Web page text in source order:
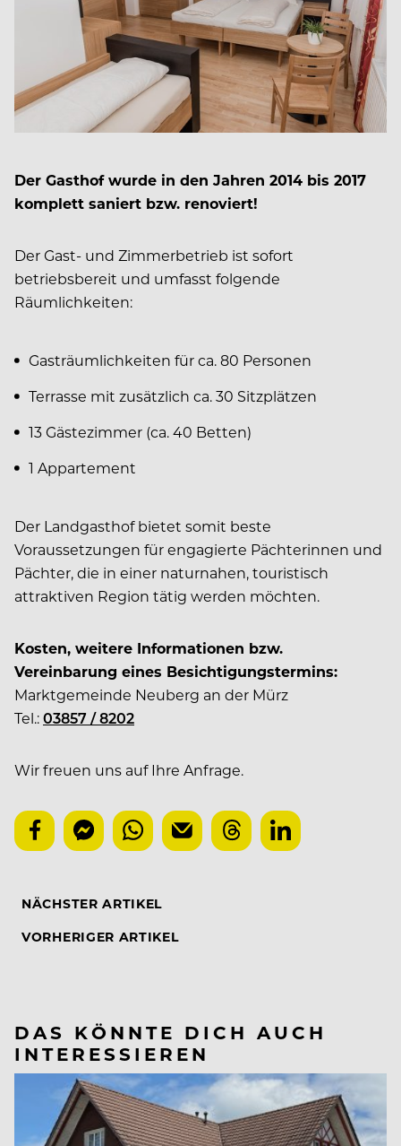
Der Gasthof wurde in den Jahren 2014 bis 2017
komplett saniert bzw. renoviert!
Der Gast- und Zimmerbetrieb ist sofort
betriebsbereit und umfasst folgende
Räumlichkeiten:
Gasträumlichkeiten für ca. 80 Personen
Terrasse mit zusätzlich ca. 30 Sitzplätzen
13 Gästezimmer (ca. 40 Betten)
1 Appartement
Der Landgasthof bietet somit beste
Voraussetzungen für engagierte Pächterinnen und
Pächter, die in einer naturnahen, touristisch
attraktiven Region tätig werden möchten.
Kosten, weitere Informationen bzw.
Vereinbarung eines Besichtigungstermins:
Marktgemeinde Neuberg an der Mürz
Tel.:03857 / 8202
Wir freuen uns auf Ihre Anfrage.
NÄCHSTER ARTIKEL
VORHERIGER ARTIKEL
DAS KÖNNTE DICH AUCH
INTERESSIEREN